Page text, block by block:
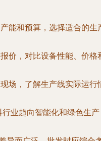
能和预算，选择适合的生
价，对比设备性能、价格
场，了解生产线实际运行
业趋向智能化和绿色生